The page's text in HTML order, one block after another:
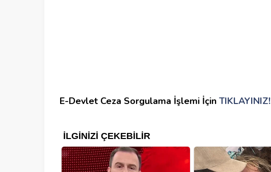
E-Devlet Ceza Sorgulama İşlemi İçin TIKLAYINIZ!